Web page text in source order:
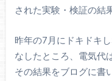
された実験・検証の結
昨年の7月にドキドキ
なしたところ、電気代
その結果をブログに書